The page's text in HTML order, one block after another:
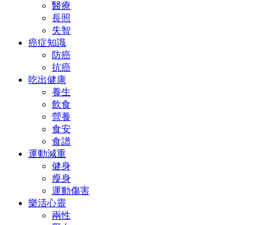
醫療
長照
失智
癌症知識
防癌
抗癌
吃出健康
養生
飲食
營養
食安
食譜
運動減重
健身
瘦身
運動傷害
樂活心靈
兩性